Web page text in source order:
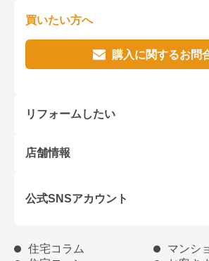
買いたい方へ
購入に関するお問
リフォームしたい
店舗情報
公式SNSアカウント
住宅コラム
マンシ